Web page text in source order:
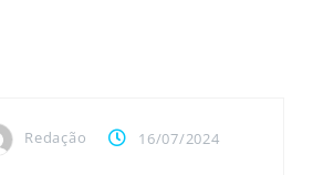
Redação 16/07/2024